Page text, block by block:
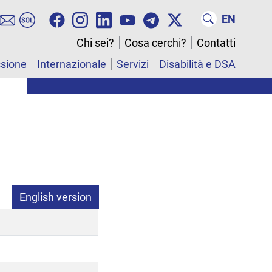
EN
Chi sei?
Cosa cerchi?
Contatti
Internazionale Servizi Disabilità e DSA
English version